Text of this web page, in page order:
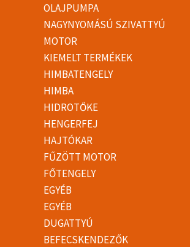
OLAJPUMPA
NAGYNYOMÁSÚ SZIVATTYÚ
MOTOR
KIEMELT TERMÉKEK
HIMBATENGELY
HIMBA
HIDROTŐKE
HENGERFEJ
HAJTÓKAR
FŰZÖTT MOTOR
FŐTENGELY
EGYÉB
EGYÉB
DUGATTYÚ
BEFECSKENDEZŐK